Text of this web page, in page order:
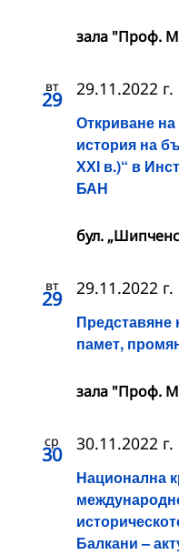
зала "Проф.
вт
29
Откриване
история на
ХХІ в.)“ в
БАН
29.11.2022 г.
бул.
вт
29
Представяне
памет,
29.11.2022 г.
зала "Проф.
ср
30
Национална
Балкани –
30.11.2022 г.